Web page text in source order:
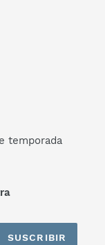
temporada
SUSCRIBIR